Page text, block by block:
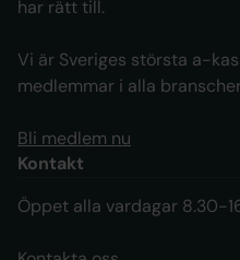
har rätt till.
Vi är Sveriges största a-
medlemmar i alla
Bli medlem nu
Kontakt
Öppet alla vardagar 8.30-